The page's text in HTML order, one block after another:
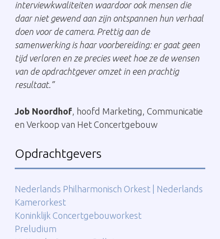
interviewkwaliteiten waardoor ook mensen die
daar niet gewend aan zijn ontspannen hun verhaal
doen voor de camera. Prettig aan de
samenwerking is haar voorbereiding: er gaat geen
tijd verloren en ze precies weet hoe ze de wensen
van de opdrachtgever omzet in een prachtig
resultaat.”
Job Noordhof, hoofd Marketing, Communicatie
en Verkoop van Het Concertgebouw
Opdrachtgevers
Nederlands Philharmonisch Orkest | Nederlands
Kamerorkest
Koninklijk Concertgebouworkest
Preludium